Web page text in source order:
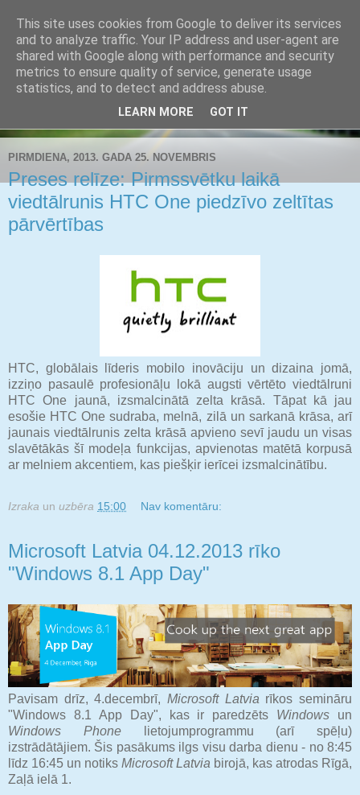
Buldozers.Lv
Subjektīvi par svarīgāko.
PIRMDIENA, 2013. GADA 25. NOVEMBRIS
Preses relīze: Pirmssvētku laikā
viedtālrunis HTC One piedzīvo zeltītas
pārvērtības
HTC, globālais līderis mobilo inovāciju un dizaina jomā,
izziņo pasaulē profesionāļu lokā augsti vērtēto viedtālruni
HTC One jaunā, izsmalcinātā zelta krāsā. Tāpat kā jau
esošie HTC One sudraba, melnā, zilā un sarkanā krāsa, arī
jaunais viedtālrunis zelta krāsā apvieno sevī jaudu un visas
slavētākās šī modeļa funkcijas, apvienotas matētā korpusā
ar melniem akcentiem, kas piešķir ierīcei izsmalcinātību.
Izraka un uzbēra 15:00 Nav komentāru:
Microsoft Latvia 04.12.2013 rīko
"Windows 8.1 App Day"
Pavisam drīz, 4.decembrī, Microsoft Latvia rīkos semināru
"Windows 8.1 App Day", kas ir paredzēts Windows un
Windows Phonelietojumprogrammu (arī spēļu)
izstrādātājiem. Šis pasākums ilgs visu darba dienu - no 8:45
līdz 16:45 un notiks Microsoft Latvia birojā, kas atrodas Rīgā,
Zaļā ielā 1.
This site uses cookies from Google to deliver its services
and to analyze traffic. Your IP address and user-agent are
shared with Google along with performance and security
metrics to ensure quality of service, generate usage
statistics, and to detect and address abuse.
LEARN MORE GOT IT